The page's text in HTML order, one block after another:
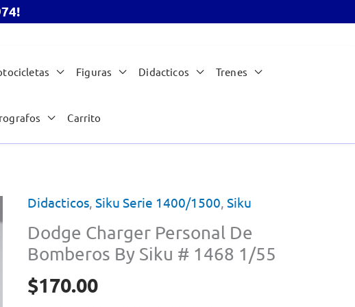
Figuras Didacticos Trenes
Carrito
Didacticos, Siku Serie 1400/1500, Siku
Dodge Charger Personal De
Bomberos By Siku # 1468 1/55
$170.00